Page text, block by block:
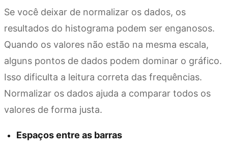
Se você deixar de normalizar os dados, os
resultados do histograma podem ser enganosos.
Quando os valores não estão na mesma escala,
alguns pontos de dados podem dominar o gráfico.
Isso dificulta a leitura correta das frequências.
Normalizar os dados ajuda a comparar todos os
valores de forma justa.
Espaços entre as barras